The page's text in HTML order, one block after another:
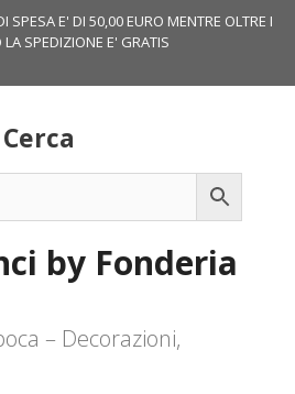
SPESA E' DI 50,00 EURO MENTRE OLTRE I
LA SPEDIZIONE E' GRATIS
Cerca
by Fonderia
– Decorazioni,